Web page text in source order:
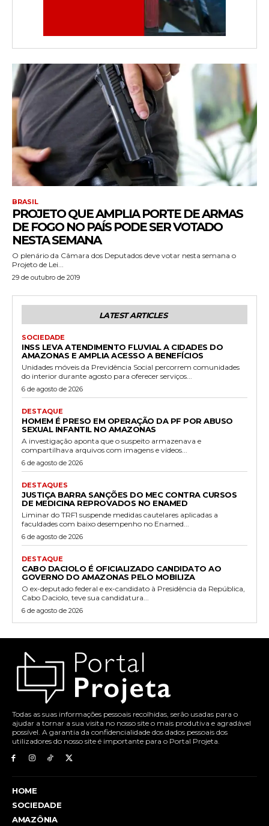
BRASIL
PROJETO QUE AMPLIA PORTE DE ARMAS
DE FOGO NO PAÍS PODE SER VOTADO
NESTA SEMANA
O plenário da Câmara dos Deputados deve votar nesta semana o
Projeto de Lei...
29 de outubro de 2019
LATEST ARTICLES
SOCIEDADE
INSS LEVA ATENDIMENTO FLUVIAL A CIDADES DO
AMAZONAS E AMPLIA ACESSO A BENEFÍCIOS
Unidades móveis da Previdência Social percorrem comunidades
do interior durante agosto para oferecer serviços...
6 de agosto de 2026
DESTAQUE
HOMEM É PRESO EM OPERAÇÃO DA PF POR ABUSO
SEXUAL INFANTIL NO AMAZONAS
A investigação aponta que o suspeito armazenava e
compartilhava arquivos com imagens e vídeos...
6 de agosto de 2026
DESTAQUES
JUSTIÇA BARRA SANÇÕES DO MEC CONTRA CURSOS
DE MEDICINA REPROVADOS NO ENAMED
Liminar do TRF1 suspende medidas cautelares aplicadas a
faculdades com baixo desempenho no Enamed...
6 de agosto de 2026
DESTAQUE
CABO DACIOLO É OFICIALIZADO CANDIDATO AO
GOVERNO DO AMAZONAS PELO MOBILIZA
O ex-deputado federal e ex-candidato à Presidência da República,
Cabo Daciolo, teve sua candidatura...
6 de agosto de 2026
Todas as suas informações pessoais recolhidas, serão usadas para o
ajudar a tornar a sua visita no nosso site o mais produtiva e agradável
possível. A garantia da confidencialidade dos dados pessoais dos
utilizadores do nosso site é importante para o Portal Projeta.
HOME
SOCIEDADE
AMAZÔNIA